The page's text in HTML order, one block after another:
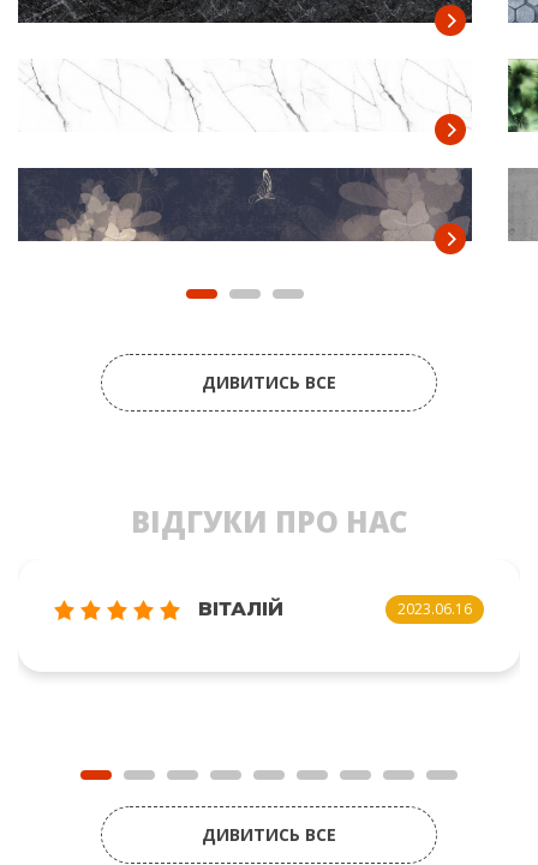
ДИВИТИСЬ ВСЕ
ВІДГУКИ ПРО НАС
ВІТАЛІЙ 2023.06.16
ДИВИТИСЬ ВСЕ